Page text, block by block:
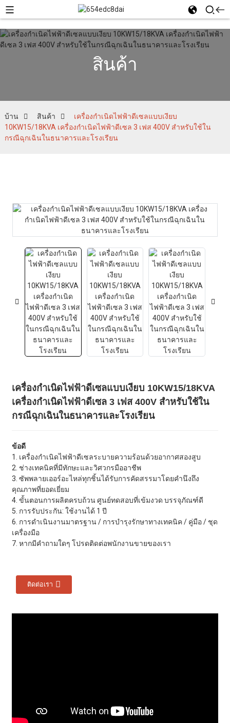
สินค้า
บ้าน สินค้า
เครื่องกำเนิดไฟฟ้าดีเซลแบบเงียบ
10KW15/18KVA เครื่องกำเนิดไฟฟ้าดีเซล 3 เฟส 400V สำหรับใช้ใน
กรณีฉุกเฉินในธนาคารและโรงเรียน
เครื่องกำเนิดไฟฟ้าดีเซลแบบเงียบ 10KW15/18KVA
เครื่องกำเนิดไฟฟ้าดีเซล 3 เฟส 400V สำหรับใช้ใน
กรณีฉุกเฉินในธนาคารและโรงเรียน
ข้อดี
1. เครื่องกำเนิดไฟฟ้าดีเซลระบายความร้อนด้วยอากาศสองสูบ
2. ช่างเทคนิคที่มีทักษะและวิศวกรมืออาชีพ
3. ซัพพลายเออร์อะไหล่ทุกชิ้นได้รับการคัดสรรมาโดยคำนึงถึง
คุณภาพที่ยอดเยี่ยม
4. ขั้นตอนการผลิตครบถ้วน ศูนย์ทดสอบที่เข้มงวด บรรจุภัณฑ์ดี
5. การรับประกัน: ใช้งานได้ 1 ปี
6. การดำเนินงานมาตรฐาน / การบำรุงรักษาทางเทคนิค / คู่มือ / ชุด
เครื่องมือ
7. หากมีคำถามใดๆ โปรดติดต่อพนักงานขายของเรา
ติดต่อเรา